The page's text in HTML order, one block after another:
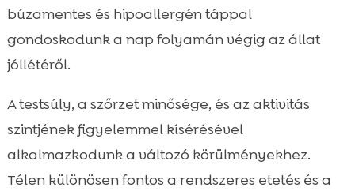
búzamentes és hipoallergén táppal
gondoskodunk a nap folyamán végig az állat
jóllétéről.
A testsúly, a szőrzet minősége, és az aktivitás
szintjének figyelemmel kísérésével
alkalmazkodunk a változó körülményekhez.
Télen különösen fontos a rendszeres etetés és a